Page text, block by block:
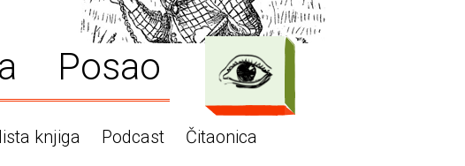
Posao
knjiga Podcast Čitaonica